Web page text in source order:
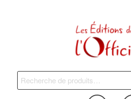
Les Editions de
du
Recherche
pour :